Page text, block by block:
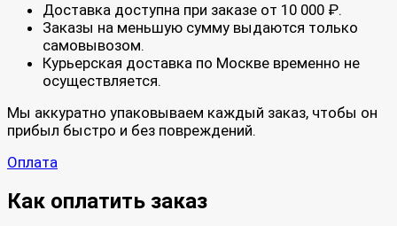
Доставка доступна при заказе от 10 000 ₽.
Заказы на меньшую сумму выдаются только
самовывозом.
Курьерская доставка по Москве временно не
осуществляется.
Мы аккуратно упаковываем каждый заказ, чтобы он
прибыл быстро и без повреждений.
Оплата
Как оплатить заказ